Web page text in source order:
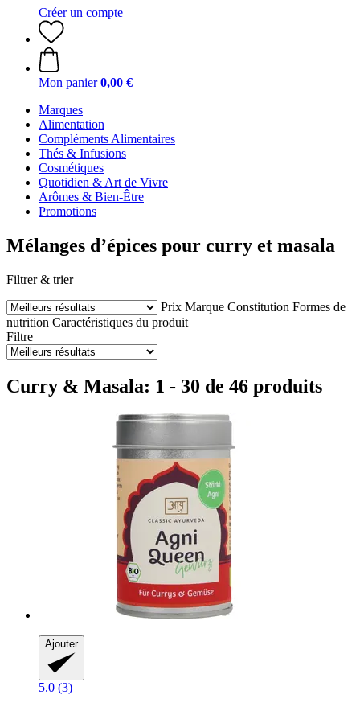
Créer un compte
Mon panier 0,00 €
Marques
Alimentation
Compléments Alimentaires
Thés & Infusions
Cosmétiques
Quotidien & Art de Vivre
Arômes & Bien-Être
Promotions
Mélanges d’épices pour curry et masala
Filtrer & trier
Prix Marque Constitution Formes de
nutrition Caractéristiques du produit
Filtre
Curry & Masala: 1 - 30 de 46 produits
Ajouter
5.0 (3)